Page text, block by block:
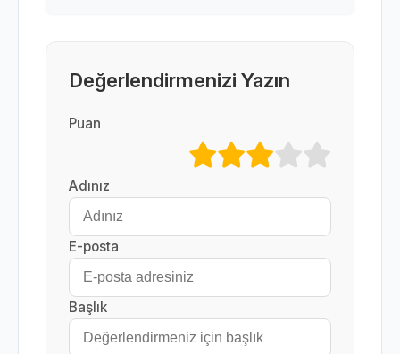
Değerlendirmenizi Yazın
Puan
Adınız
E-posta
Başlık